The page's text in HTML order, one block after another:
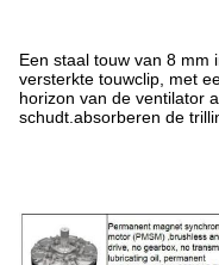
Een staal touw van 8 mm
versterkte touwclip, met
horizon van de ventilator
schudt.absorberen de